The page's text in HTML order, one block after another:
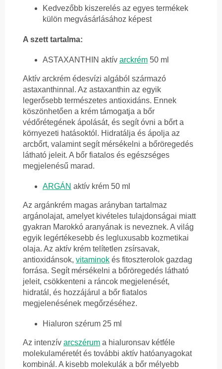
Kedvezőbb kiszerelés az egyes termékek
külön megvásárlásához képest
A szett tartalma:
ASTAXANTHIN aktív arckrém 50 ml
Aktív arckrém édesvízi algából származó
astaxanthinnal. Az astaxanthin az egyik
legerősebb természetes antioxidáns. Ennek
köszönhetően a krém támogatja a bőr
védőrétegének ápolását, és segít óvni a bőrt a
környezeti hatásoktól. Hidratálja és ápolja az
arcbőrt, valamint segít mérsékelni a bőröregedés
látható jeleit. A bőr fiatalos és egészséges
megjelenésű marad.
ARGÁN aktív krém 50 ml
Az argánkrém magas arányban tartalmaz
argánolajat, amelyet kivételes tulajdonságai miatt
gyakran Marokkó aranyának is neveznek. A világ
egyik legértékesebb és legluxusabb kozmetikai
olaja. Az aktív krém telítetlen zsírsavak,
antioxidánsok, vitaminok és fitoszterolok gazdag
forrása. Segít mérsékelni a bőröregedés látható
jeleit, csökkenteni a ráncok megjelenését,
hidratál, és hozzájárul a bőr fiatalos
megjelenésének megőrzéséhez.
Hialuron szérum 25 ml
Az intenzív arcszérum a hialuronsav kétféle
molekulaméretét és további aktív hatóanyagokat
kombinál. A kisebb molekulák a bőr mélyebb